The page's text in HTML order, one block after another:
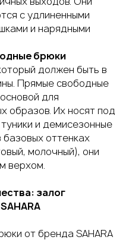
с удлиненными
и нарядными
брюки
должен быть в
Прямые свободные
для
образов. Их носят под
и демисезонные
базовых оттенках
молочный), они
верхом.
залог
от бренда SAHARA